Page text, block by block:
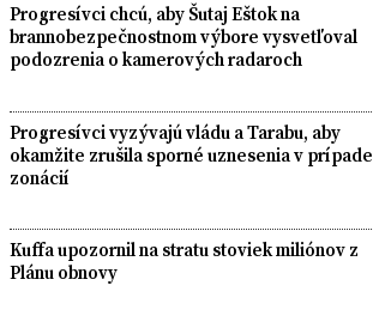
Progresívci chcú, aby Šutaj Eštok na
brannobezpečnostnom výbore vysvetľoval
podozrenia o kamerových radaroch
Progresívci vyzývajú vládu a Tarabu, aby
okamžite zrušila sporné uznesenia v prípade
zonácií
Kuffa upozornil na stratu stoviek miliónov z
Plánu obnovy